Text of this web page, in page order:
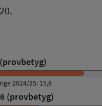
2024/25: 15,8
(provbetyg)